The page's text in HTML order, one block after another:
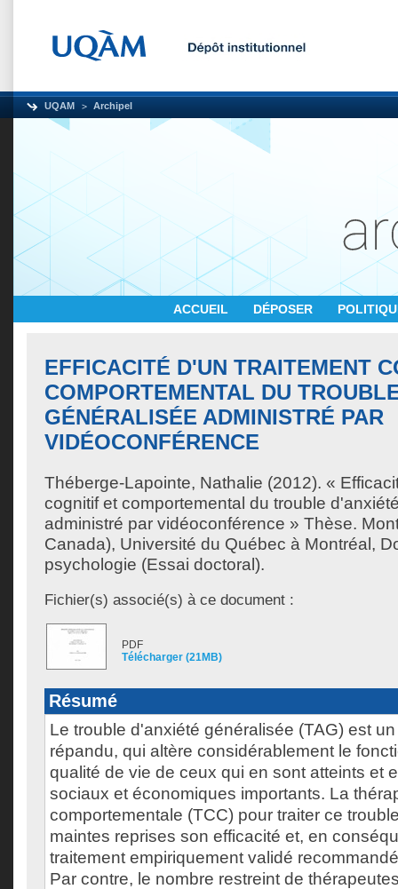
UQAM Archipel
ACCUEIL DÉPOSER
EFFICACITÉ D'UN TRAITEMENT
COMPORTEMENTAL DU
GÉNÉRALISÉE ADMINISTRÉ PAR
VIDÉOCONFÉRENCE
Théberge-Lapointe, Nathalie (2012). «
cognitif et comportemental du trouble
administré par vidéoconférence » Thèse.
Canada), Université du Québec à Montréal,
psychologie (Essai doctoral).
Fichier(s) associé(s) à ce document :
PDF
Télécharger (21MB)
Résumé
Le trouble d'anxiété généralisée (TAG) est
répandu, qui altère considérablement le
qualité de vie de ceux qui en sont atteints et
sociaux et économiques importants. La
comportementale (TCC) pour traiter ce
maintes reprises son efficacité et, en
traitement empiriquement validé
Par contre, le nombre restreint de